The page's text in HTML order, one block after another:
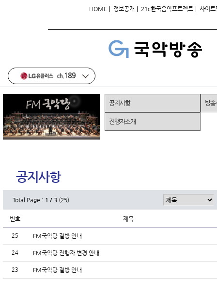
HOME | 정보공개 | 21c한국음악프로젝트 | 사이트
공지사항
Total Page : 1 / 3 (25)
번호 제목
25 FM국악당 결방 안내
24 FM국악당 진행자 변경 안내
23 FM국악당 결방 안내
공지사항 방
진행자소개